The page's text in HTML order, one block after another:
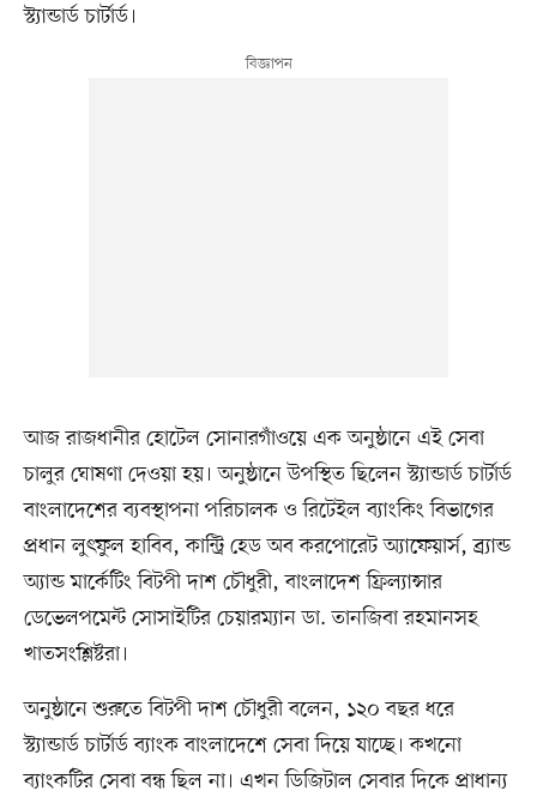
স্ট্যান্ডার্ড চার্টার্ড।
আজ রাজধানীর হোটেল সোনারগাঁওয়ে এক অনুষ্ঠানে এই সেবা
চালুর ঘোষণা দেওয়া হয়। অনুষ্ঠানে উপস্থিত ছিলেন স্ট্যান্ডার্ড চার্টার্ড
বাংলাদেশের ব্যবস্থাপনা পরিচালক ও রিটেইল ব্যাংকিং বিভাগের
প্রধান লুৎফুল হাবিব, কান্ট্রি হেড অব করপোরেট অ্যাফেয়ার্স, ব্র্যান্ড
অ্যান্ড মার্কেটিং বিটপী দাশ চৌধুরী, বাংলাদেশ ফ্রিল্যান্সার
ডেভেলপমেন্ট সোসাইটির চেয়ারম্যান ডা. তানজিবা রহমানসহ
খাতসংশ্লিষ্টরা।
অনুষ্ঠানে শুরুতে বিটপী দাশ চৌধুরী বলেন, ১২০ বছর ধরে
স্ট্যান্ডার্ড চার্টার্ড ব্যাংক বাংলাদেশে সেবা দিয়ে যাচ্ছে। কখনো
ব্যাংকটির সেবা বন্ধ ছিল না। এখন ডিজিটাল সেবার দিকে প্রাধান্য